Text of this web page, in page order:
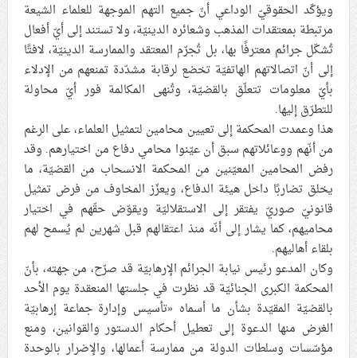
ويؤكّد الحقوقيّ الوداعي أنّ جميع التهم الموجهة للعلماء الشيعة
مرتبطة بمعتقدات المذهب وشعائره الدينيّة، ولا تستند إلى أيّ أفعال
تُشكّل جرائم معترفًا بها، بل تُجرّم المعتقد والممارسة الدينيّة، لافتًا
إلى أنّ اتصالاتهم الهاتفيّة تخضع لرقابة مشدّدة تمنعهم من الإدلاء
بأيّ معلومات تتعلّق بالقضيّة، وتُنهى المكالمة فور أيّ محاولة
للتطرّق إليها.
هذا وعمدت المحكمة إلى تعيين محامين لتمثيل العلماء، على الرغم
من أنّهم ووعائلاتهم سبق أن عيّنوا محامي دفاع من اختيارهم. وقد
رفض المحامين المعيّنين من المحكمة الانسحاب من القضيّة، ما
يخلق تضاربًا داخل هيئة الدفاع، ويعزّز المخاوف من فرض تمثيل
قانونيّ صوريّ يفتقر إلى الاستقلاليّة ويقوّض حقّهم في اختيار
محاميهم، كما يشار إلى أنّه منذ اعتقالهم قبل شهرين لم يُسمح لهم
بلقاء أهاليهم.
وكان المدعو رئيس نيابة الجرائم الإرهابيّة قد صرّح، من جهته، بأنّ
المحكمة الكبرى الجنائيّة قد نظرت في جلستها المنعقدة يوم الأحد
بالقضيّة المقيّدة بشأن ما أسماه «تأسيس وإدارة جماعة إرهابيّة
الغرض منها الدعوة إلى تعطيل أحكام الدستور والقوانين، ومنع
مؤسّسات وسلطات الدولة من ممارسة أعمالها، والإضرار بالوحدة